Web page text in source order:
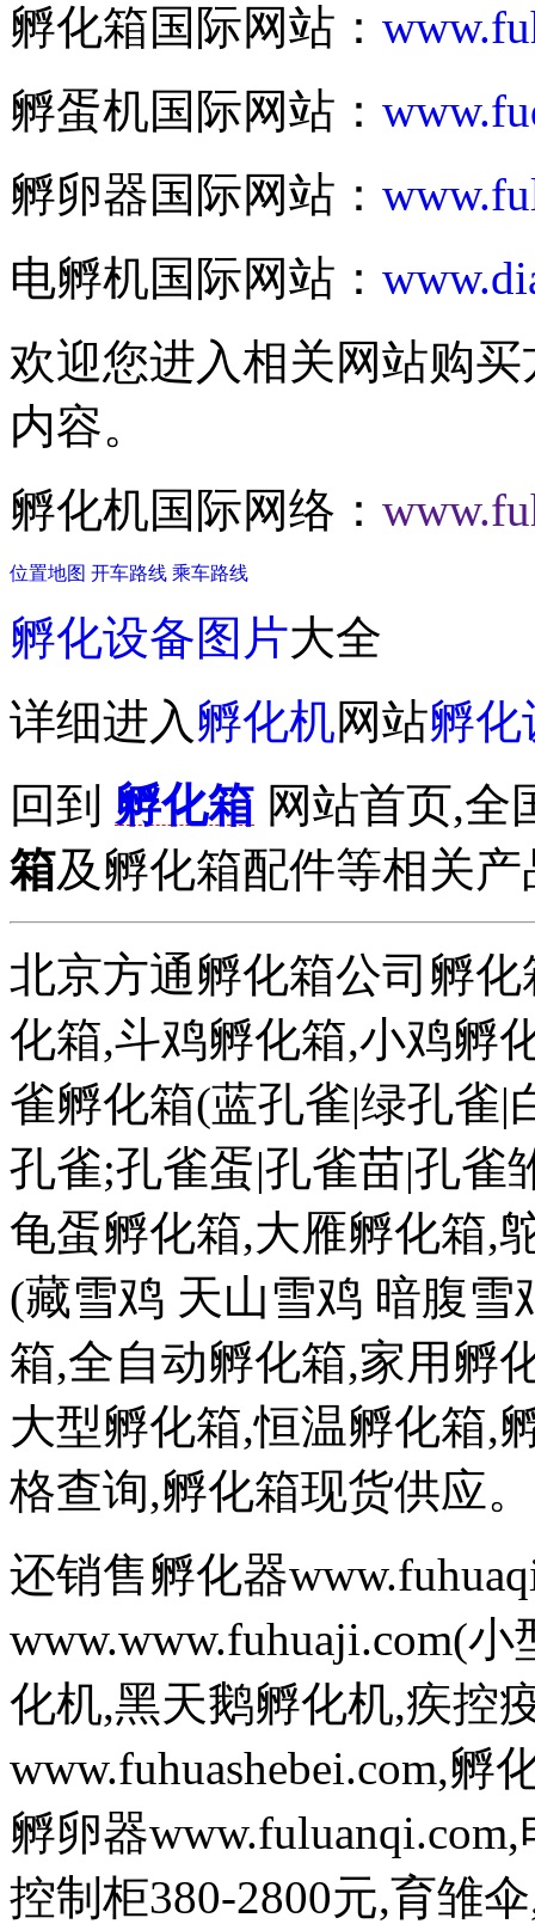
孵化箱国际网站：
孵蛋机国际网站：
孵卵器国际网站：
电孵机国际网站：
欢迎您进入相关网站购
内容。
孵化机国际网络：
位置地图 开车路线 乘车路线
孵化设备图片大全
详细进入 孵化机网站孵化
回到 孵化箱 网站首页,全
箱及孵化箱配件等相关产
北京方通孵化箱公司孵
化箱,斗鸡孵化箱,小鸡孵
雀孵化箱(蓝孔雀|绿孔雀|
孔雀;孔雀蛋|孔雀苗|孔雀
龟蛋孵化箱,大雁孵化箱,
(藏雪鸡 天山雪鸡 暗腹
箱,全自动孵化箱,家用孵
大型孵化箱,恒温孵化箱,
格查询,孵化箱现货供应。
还销售孵化器
www.www.fuhuaji.com(
化机,黑天鹅孵化机,疾控
www.fuhuashebei.com,孵
孵卵器
控制柜380-2800元,育雏